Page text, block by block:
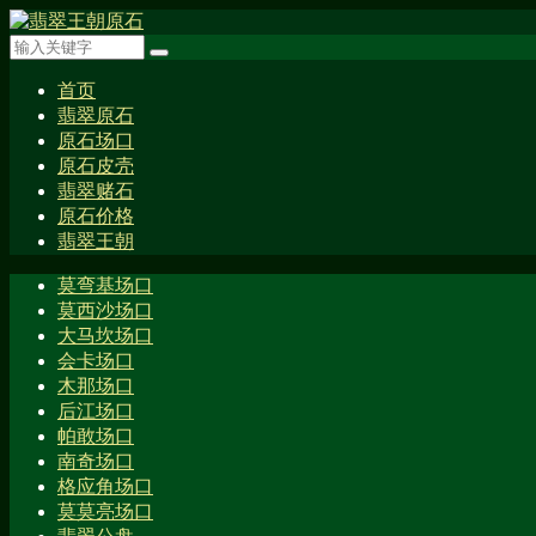
首页
翡翠原石
原石场口
原石皮壳
翡翠赌石
原石价格
翡翠王朝
莫弯基场口
莫西沙场口
大马坎场口
会卡场口
木那场口
后江场口
帕敢场口
南奇场口
格应角场口
莫莫亮场口